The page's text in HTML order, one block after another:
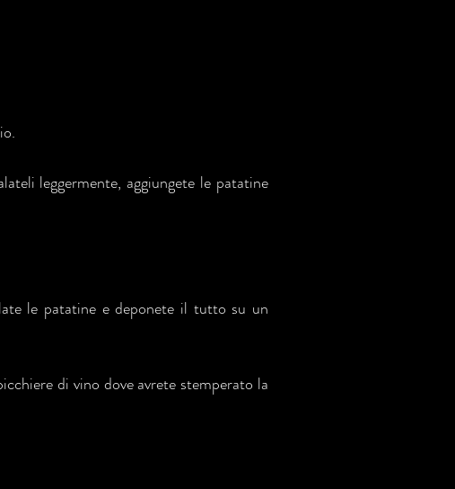
leggermente, aggiungete le patatine
le patatine e deponete il tutto su un
di vino dove avrete stemperato la